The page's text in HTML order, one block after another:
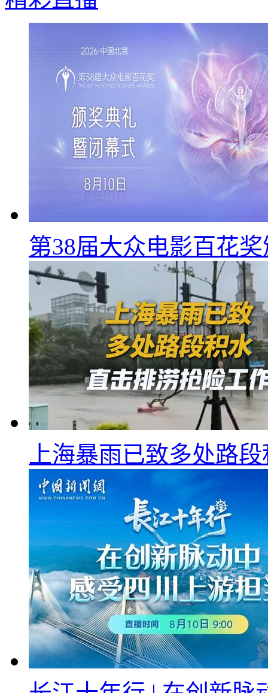
第38届大众电影百花
上海暴雨已致多处路